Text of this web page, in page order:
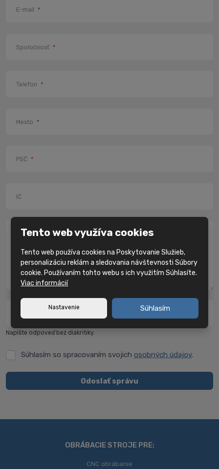
E-mail *
Spoločnosť *
Telefon *
Mesto *
PSČ *
IČ
Správa *
Napíšte odpoveď bez diakritiky.
Súhlasím
spracovaním
svojich
Súhlasím so spracovaním svojichosobných údajov.
Odoslať správu
OBRÁBACIE STROJE PRE:
CNC obrábanie
Tento web využíva cookies
Tento web používa cookies na Poskytovanie Služieb,
personalizáciu reklám a sledovania návštevnosti Súbory
cookie. Používaním tohto webu s ich využitím Súhlasíte.
Viac informácií
Nastavenie Súhlasím